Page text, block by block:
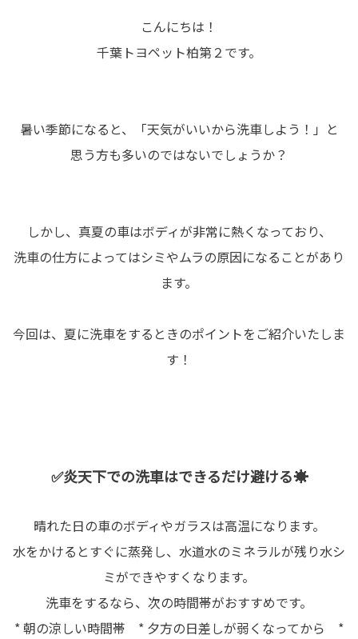
こんにちは！
千葉トヨペット柏第２です。
暑い季節になると、「天気がいいから洗車しよう！」と
思う方も多いのではないでしょうか？
しかし、真夏の車はボディが非常に熱くなっており、
洗車の仕方によってはシミやムラの原因になることがあり
ます。
今回は、夏に洗車をするときのポイントをご紹介いたしま
す！
✅炎天下での洗車はできるだけ避ける☀️
晴れた日の車のボディやガラスは高温になります。
水をかけるとすぐに蒸発し、水道水のミネラルが残り水シ
ミができやすくなります。
洗車をするなら、次の時間帯がおすすめです。
* 朝の涼しい時間帯 * 夕方の日差しが弱くなってから *